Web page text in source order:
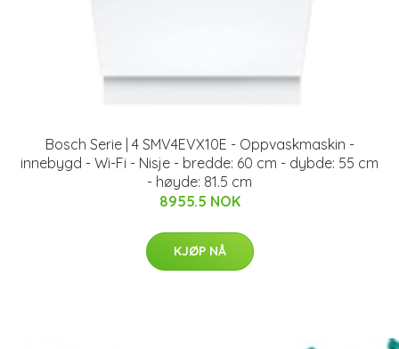
Bosch Serie | 4 SMV4EVX10E - Oppvaskmaskin -
innebygd - Wi-Fi - Nisje - bredde: 60 cm - dybde: 55 cm
- høyde: 81.5 cm
8955.5 NOK
KJØP NÅ